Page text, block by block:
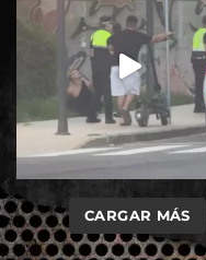
CARGAR MÁS